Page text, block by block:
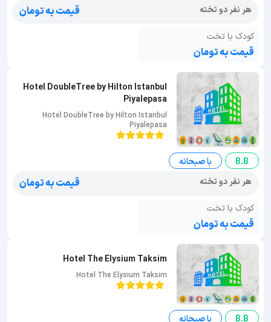
هر نفر دو تخته
قیمت به تومان
کودک با تخت
قیمت به تومان
Hotel DoubleTree by Hilton Istanbul
Piyalepasa
Hotel DoubleTree by Hilton Istanbul
Piyalepasa
B.B
با صبحانه
هر نفر دو تخته
قیمت به تومان
کودک با تخت
قیمت به تومان
Hotel The Elysium Taksim
Hotel The Elysium Taksim